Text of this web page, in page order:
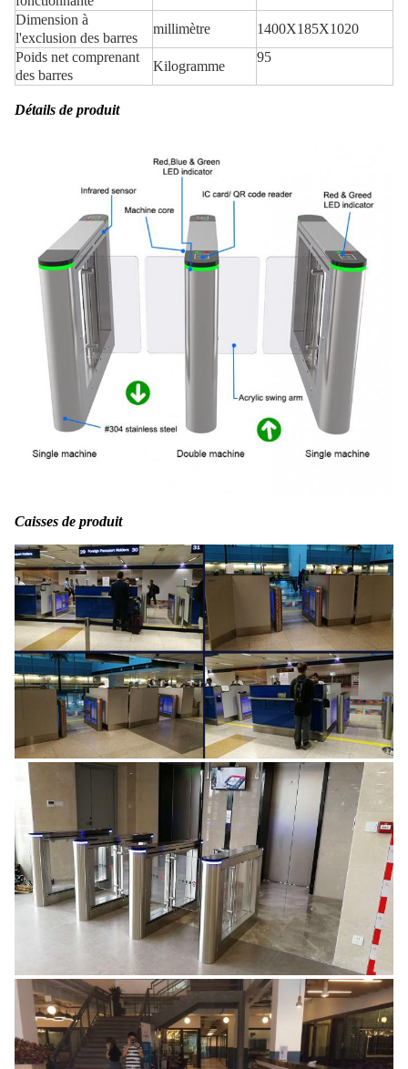
Dimension à
l'exclusion des barres
millimètre
1400X185X1020
Poids net comprenant
des barres
Kilogramme
95
Détails de produit
Caisses de produit